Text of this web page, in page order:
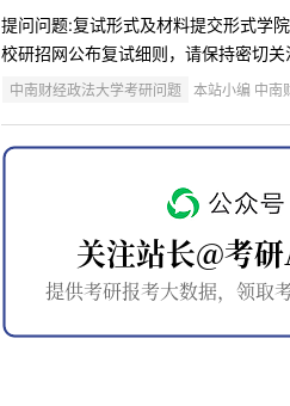
提问问题:复试形式及材料提交形式学
校研招网公布复试细则，请保持密切关
中南财经政法大学考研问题 本站小编 中